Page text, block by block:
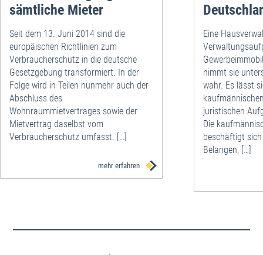
sämtliche Mieter
Seit dem 13. Juni 2014 sind die
europäischen Richtlinien zum
Verbraucherschutz in die deutsche
Gesetzgebung transformiert. In der
Folge wird in Teilen nunmehr auch der
Abschluss des
Wohnraummietvertrages sowie der
Mietvertrag daselbst vom
Verbraucherschutz umfasst. […]
mehr erfahren
Eine
nimmt sie
wahr. Es lässt
juristischen
Die
beschäftigt
Belangen, […]